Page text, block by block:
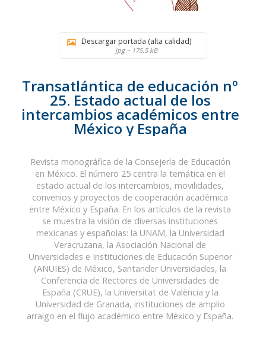
Descargar portada (alta calidad)
jpg ~ 175.5 kB
Transatlántica de educación nº
25. Estado actual de los
intercambios académicos entre
México y España
Revista monográfica de la Consejería de Educación
en México. El número 25 centra la temática en el
estado actual de los intercambios, movilidades,
convenios y proyectos de cooperación académica
entre México y España. En los artículos de la revista
se muestra la visión de diversas instituciones
mexicanas y españolas: la UNAM, la Universidad
Veracruzana, la Asociación Nacional de
Universidades e Instituciones de Educación Superior
(ANUIES) de México, Santander Universidades, la
Conferencia de Rectores de Universidades de
España (CRUE), la Universitat de València y la
Universidad de Granada, instituciones de amplio
arraigo en el flujo académico entre México y España.